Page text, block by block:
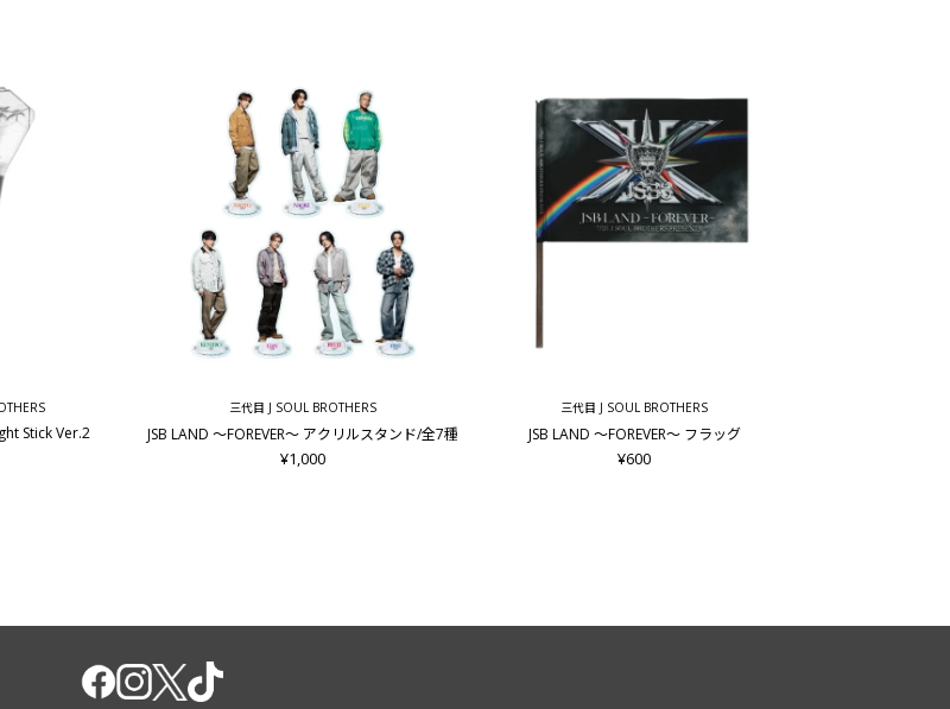
Stick Ver.2
三代目 J SOUL BROTHERS
JSB LAND ～FOREVER～ アクリルスタンド/全7種
¥1,000
三代目 J SOUL BROTHERS
JSB LAND ～FOREVER～ フラッグ
¥600